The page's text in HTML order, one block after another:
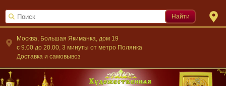
Москва, Большая Якиманка, дом 19
c 9.00 до 20.00, 3 минуты от метро Полянка
Доставка и самовывоз
Найти